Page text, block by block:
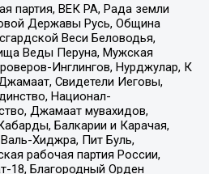
партия, ВЕК РА, Рада земли
Державы Русь, Община
Веси Беловодья,
Веды Перуна, Мужская
Инглингов, Нурджулар, К
Свидетели Иеговы,
Национал-
Джамаат мувахидов,
Балкарии и Карачая,
Хиджра, Пит Буль,
рабочая партия России,
18, Благородный Орден